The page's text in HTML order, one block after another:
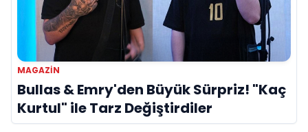
MAGAZIN
Bullas & Emry'den Büyük Sürpriz! "Kaç
Kurtul" ile Tarz Değiştirdiler